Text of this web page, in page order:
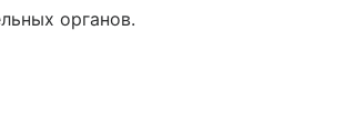
органов.